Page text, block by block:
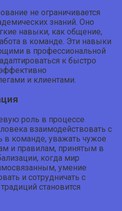
не ограничивается
знаний. Оно
навыки, как общение,
в команде. Эти навыки
в профессиональной
к быстро
и клиентами.
роль в процессе
взаимодействовать с
в команде, уважать чужое
и правилам, принятым в
когда мир
умение
и сотрудничать с
становится